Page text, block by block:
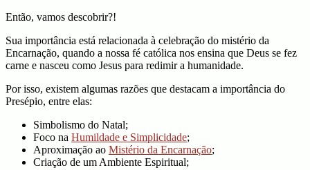
Então, vamos descobrir?!
Sua importância está relacionada à celebração do mistério da
Encarnação, quando a nossa fé católica nos ensina que Deus se fez
carne e nasceu como Jesus para redimir a humanidade.
Por isso, existem algumas razões que destacam a importância do
Presépio, entre elas:
Simbolismo do Natal;
Foco na Humildade e Simplicidade;
Aproximação ao Mistério da Encarnação;
Criação de um Ambiente Espiritual;